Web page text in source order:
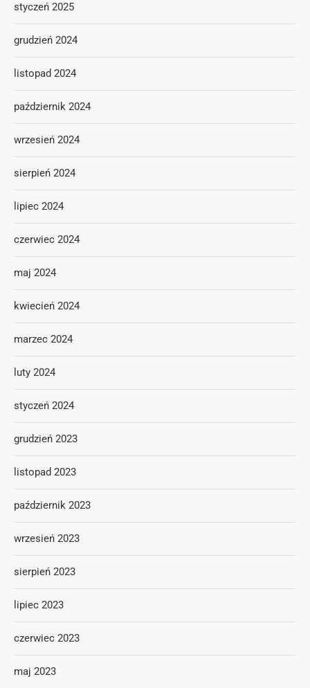
styczeń 2025
grudzień 2024
listopad 2024
październik 2024
wrzesień 2024
sierpień 2024
lipiec 2024
czerwiec 2024
maj 2024
kwiecień 2024
marzec 2024
luty 2024
styczeń 2024
grudzień 2023
listopad 2023
październik 2023
wrzesień 2023
sierpień 2023
lipiec 2023
czerwiec 2023
maj 2023